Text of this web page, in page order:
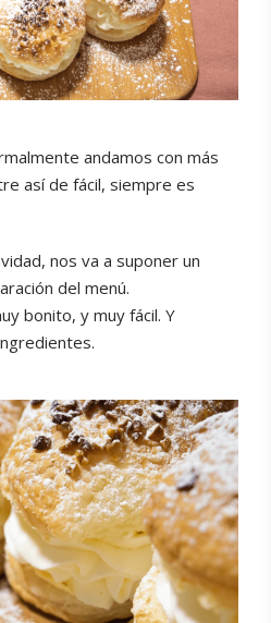
andamos con más
así de fácil, siempre es
nos va a suponer un
del menú.
bonito, y muy fácil. Y